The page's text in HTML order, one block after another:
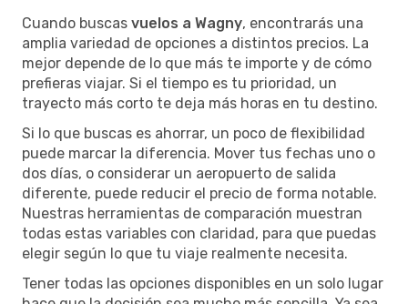
Cuando buscas vuelos a Wagny, encontrarás una
amplia variedad de opciones a distintos precios. La
mejor depende de lo que más te importe y de cómo
prefieras viajar. Si el tiempo es tu prioridad, un
trayecto más corto te deja más horas en tu destino.
Si lo que buscas es ahorrar, un poco de flexibilidad
puede marcar la diferencia. Mover tus fechas uno o
dos días, o considerar un aeropuerto de salida
diferente, puede reducir el precio de forma notable.
Nuestras herramientas de comparación muestran
todas estas variables con claridad, para que puedas
elegir según lo que tu viaje realmente necesita.
Tener todas las opciones disponibles en un solo lugar